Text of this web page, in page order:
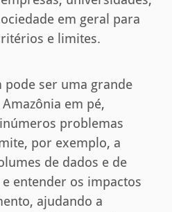
em geral para
e limites.
pode ser uma grande
em pé,
problemas
por exemplo, a
de dados e de
entender os impactos
ajudando a